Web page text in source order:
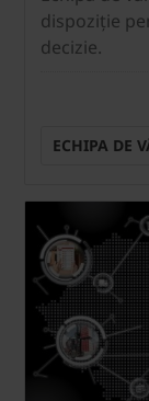
dispoziție
decizie.
ECHIPA DE